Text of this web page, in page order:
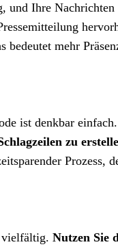
und Ihre
bedeutet mehr
ist denkbar einfach.
zu
Prozess,
vielfältig. Nutzen Sie